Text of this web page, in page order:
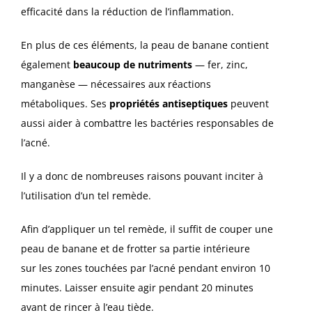
efficacité dans la réduction de l’inflammation.
En plus de ces éléments, la peau de banane contient
également beaucoup de nutriments — fer, zinc,
manganèse — nécessaires aux réactions
métaboliques. Ses propriétés antiseptiques peuvent
aussi aider à combattre les bactéries responsables de
l’acné.
Il y a donc de nombreuses raisons pouvant inciter à
l’utilisation d’un tel remède.
Afin d’appliquer un tel remède, il suffit de couper une
peau de banane et de frotter sa partie intérieure
sur les zones touchées par l’acné pendant environ 10
minutes. Laisser ensuite agir pendant 20 minutes
avant de rincer à l’eau tiède.